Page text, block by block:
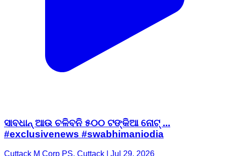
ସାବଧାନ୍ ଆଉ ଚଳିବନି ୫୦୦ ଟଙ୍କିଆ ନୋଟ୍‌ ...
#exclusivenews #swabhimaniodia
Cuttack M Corp PS, Cuttack | Jul 29, 2026